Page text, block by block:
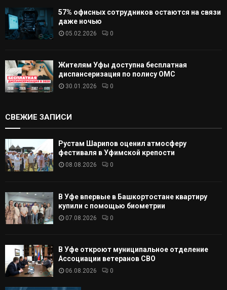
57% офисных сотрудников остаются на связи
даже ночью
05.02.2026 0
Жителям Уфы доступна бесплатная
диспансеризация по полису ОМС
30.01.2026 0
СВЕЖИЕ ЗАПИСИ
Рустам Шарипов оценил атмосферу
фестиваля в Уфимской крепости
08.08.2026 0
В Уфе впервые в Башкортостане квартиру
купили с помощью биометрии
07.08.2026 0
В Уфе откроют муниципальное отделение
Ассоциации ветеранов СВО
06.08.2026 0